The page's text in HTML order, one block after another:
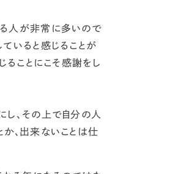
人が非常に多いので
いると感じることが
ることにこそ感謝をし
し、その上で自分の人
、出来ないことは仕